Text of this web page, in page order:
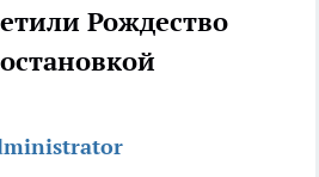
Рождество